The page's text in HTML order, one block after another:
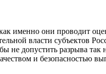
именно они проводит
власти субъектов
не допустить разрыва
и безопасностью